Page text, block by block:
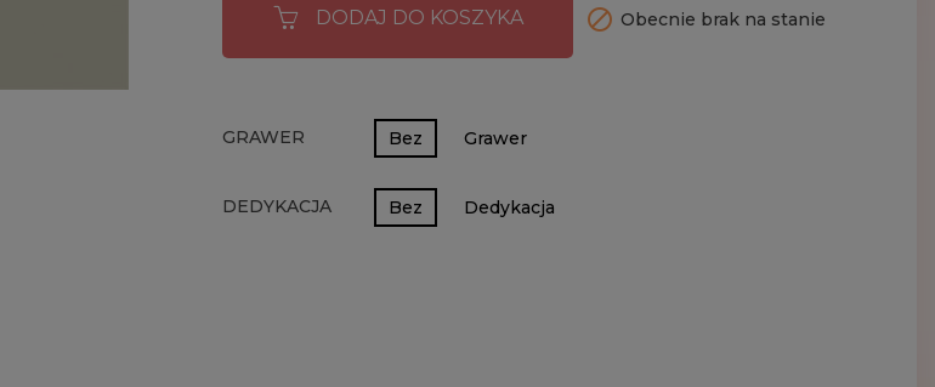
DODAJ DO KOSZYKA  Obecnie brak na stanie
GRAWER Bez Grawer
DEDYKACJA Bez Dedykacja